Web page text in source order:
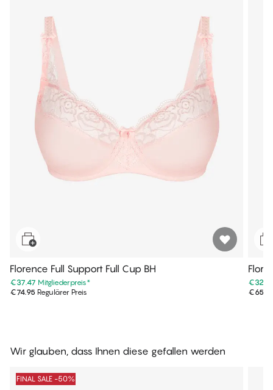
Florence Full Support Full Cup BH
€37.47 Mitgliederpreis*
€74.95 Regulärer Preis
Wir glauben, dass Ihnen diese gefallen werden
FINAL SALE -50%